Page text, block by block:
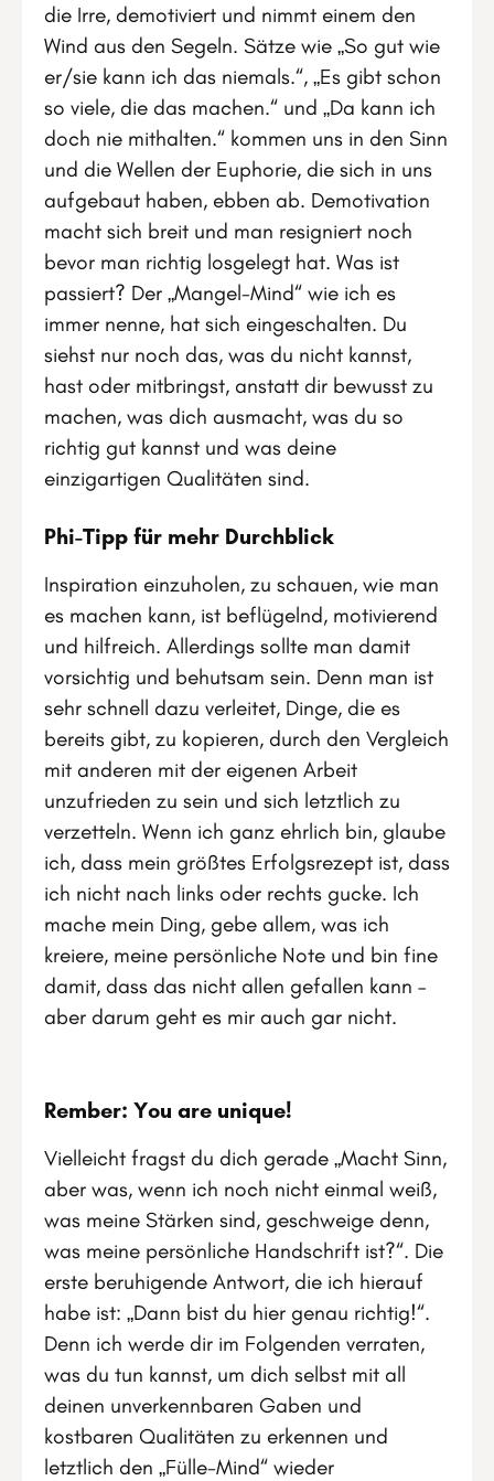
die Irre, demotiviert und nimmt einem den
Wind aus den Segeln. Sätze wie „So gut wie
er/sie kann ich das niemals.“, „Es gibt schon
so viele, die das machen.“ und „Da kann ich
doch nie mithalten.“ kommen uns in den Sinn
und die Wellen der Euphorie, die sich in uns
aufgebaut haben, ebben ab. Demotivation
macht sich breit und man resigniert noch
bevor man richtig losgelegt hat. Was ist
passiert? Der „Mangel-Mind“ wie ich es
immer nenne, hat sich eingeschalten. Du
siehst nur noch das, was du nicht kannst,
hast oder mitbringst, anstatt dir bewusst zu
machen, was dich ausmacht, was du so
richtig gut kannst und was deine
einzigartigen Qualitäten sind.
Phi-Tipp für mehr Durchblick
Inspiration einzuholen, zu schauen, wie man
es machen kann, ist beflügelnd, motivierend
und hilfreich. Allerdings sollte man damit
vorsichtig und behutsam sein. Denn man ist
sehr schnell dazu verleitet, Dinge, die es
bereits gibt, zu kopieren, durch den Vergleich
mit anderen mit der eigenen Arbeit
unzufrieden zu sein und sich letztlich zu
verzetteln. Wenn ich ganz ehrlich bin, glaube
ich, dass mein größtes Erfolgsrezept ist, dass
ich nicht nach links oder rechts gucke. Ich
mache mein Ding, gebe allem, was ich
kreiere, meine persönliche Note und bin fine
damit, dass das nicht allen gefallen kann –
aber darum geht es mir auch gar nicht.
Rember: You are unique!
Vielleicht fragst du dich gerade „Macht Sinn,
aber was, wenn ich noch nicht einmal weiß,
was meine Stärken sind, geschweige denn,
was meine persönliche Handschrift ist?“. Die
erste beruhigende Antwort, die ich hierauf
habe ist: „Dann bist du hier genau richtig!“.
Denn ich werde dir im Folgenden verraten,
was du tun kannst, um dich selbst mit all
deinen unverkennbaren Gaben und
kostbaren Qualitäten zu erkennen und
letztlich den „Fülle-Mind“ wieder